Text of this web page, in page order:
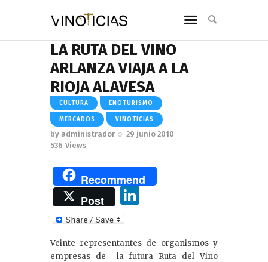
LA RUTA DEL VINO
ARLANZA VIAJA A LA
RIOJA ALAVESA
CULTURA ENOTURISMO
MERCADOS VINOTICIAS
by administrador
29 junio 2010
536 Views
Recommend
Post
k
e
Veinte representantes de organismos y
empresas de la futura Ruta del Vino